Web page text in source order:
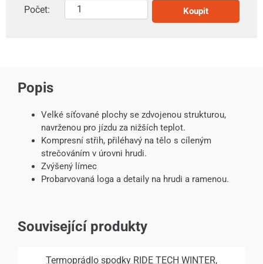
Počet: Koupit
Popis
Velké síťované plochy se zdvojenou strukturou,
navrženou pro jízdu za nižších teplot.
Kompresní střih, přiléhavý na tělo s cíleným
strečováním v úrovni hrudi.
Zvýšený límec
Probarvovaná loga a detaily na hrudi a ramenou.
Související produkty
Termoprádlo spodky RIDE TECH WINTER,